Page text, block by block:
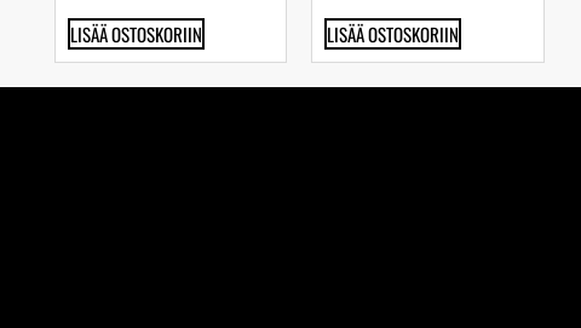
LISÄÄ OSTOSKORIIN LISÄÄ OSTOSKORIIN